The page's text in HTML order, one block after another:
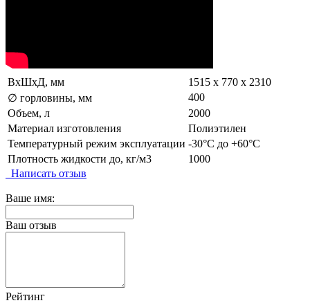
ВxШxД, мм
1515 х 770 х 2310
∅ горловины, мм
400
Объем, л
2000
Материал изготовления
Полиэтилен
Температурный режим эксплуатации -30°C до +60°C
Плотность жидкости до, кг/м3
1000
Написать отзыв
Ваше имя:
Ваш отзыв
Рейтинг